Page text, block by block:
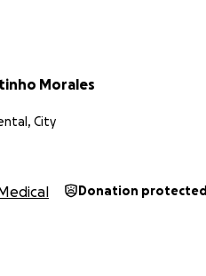
César
Morales
City
Donation protected